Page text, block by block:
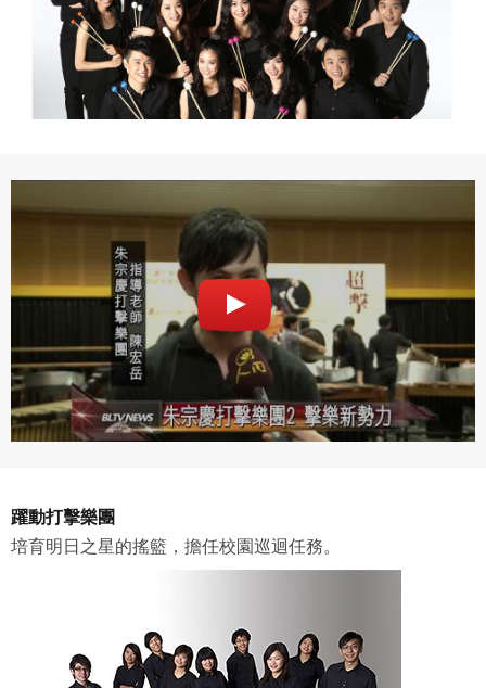
躍動打擊樂團
培育明日之星的搖籃，擔任校園巡迴任務。
還沒有註冊帳號嗎？點擊立刻註冊
想起密碼了嗎？點擊
會員得於本系統內使用授權內容，除經著作權人有標示採取
創用CC授權或其他授權者，會員不得重製、轉載、散布或類
似方法流通授權內容。
本系統防盜拷措施或類似措施，會員不得予以破解、破壞或
以其他方法規避。
吉寶系統公司得不定期公告與調整費用。
四、會員授權
會員享有其創作之衍生著作的著作權，但會員同意吉寶系統
公司得於該著作權存續期間內無償使用，包括再授權之權
利。
本條約定不因本合約終止而失效。
五、聲明保證
會員聲明並保證會員於使用本系統時創作、上傳或張貼的著
作物，會員享有所有權或經合法授權。
議內容。會員應協助相關程序並負擔吉寶系統公司因此所生
支出（包括律師費用）、損害及損失。
本合約終止後，會員不得對吉寶系統公司主張任何費用、補